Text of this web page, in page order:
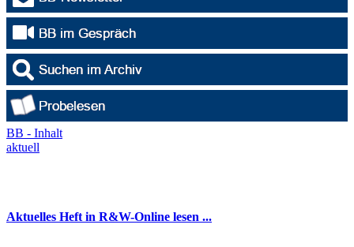
BB - Inhalt
aktuell
Aktuelles Heft in R&W-Online lesen ...